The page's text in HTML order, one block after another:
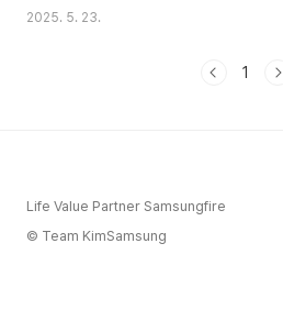
필요한 환자가 급증하고 있으며, 이는 개인과 가
한 달 기준 약 360만 원에 달하며, 이 비용은 매
2025. 5. 23.
1
Life Value Partner Samsungfire
© Team KimSamsung